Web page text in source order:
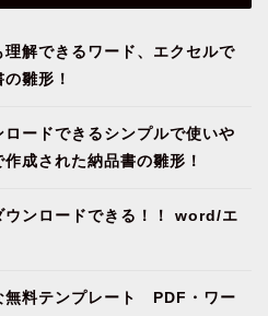
理解できるワード、エクセルで
雛形！
ードできるシンプルで使いや
成された納品書の雛形！
ウンロードできる！！ word/エ
無料テンプレート PDF・ワー